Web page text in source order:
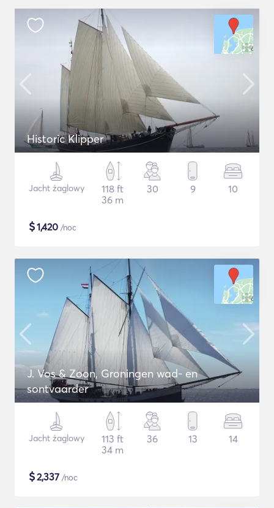
Historic Klipper
Jacht żaglowy
118 ft
36 m
30 9 10
$1,420 /noc
J. Vos & Zoon, Groningen wad- en
sontvaarder
Jacht żaglowy
113 ft
34 m
36 13 14
$2,337 /noc